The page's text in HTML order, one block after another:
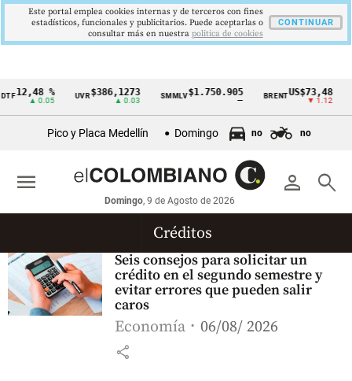
Cintillo
económicos
Colombia
12,48 %
▲ 0.05
UVR$386,1273
▲ 0.03
SMMLV $1.750.905
—
BRENTUS$73,48
▼ 1.12
Pico y Placa Medellín Domingo no no
person search
Domingo, 9 de Agosto de 2026
menu
Créditos
Seis consejos para solicitar un
crédito en el segundo semestre y
evitar errores que pueden salir
caros
Economía 06/08/ 2026
share
Este portal emplea cookies internas y de terceros con fines
estadísticos, funcionales y publicitarios. Puede aceptarlas o
consultar más en nuestra politica de cookies
CONTINUAR